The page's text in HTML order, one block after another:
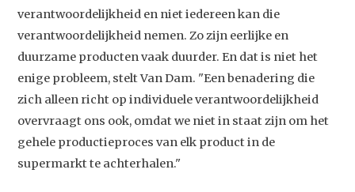
Studium Generale
Home
Agenda
Video
Podcast
verantwoordelijkheid en niet iedereen kan die
verantwoordelijkheid nemen. Zo zijn eerlijke en
duurzame producten vaak duurder. En dat is niet het
enige probleem, stelt Van Dam. "Een benadering die
zich alleen richt op individuele verantwoordelijkheid
overvraagt ons ook, omdat we niet in staat zijn om het
gehele productieproces van elk product in de
supermarkt te achterhalen."